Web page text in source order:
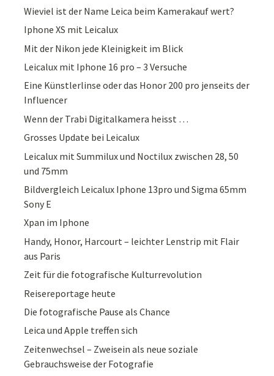
Wieviel ist der Name Leica beim Kamerakauf wert?
Iphone XS mit Leicalux
Mit der Nikon jede Kleinigkeit im Blick
Leicalux mit Iphone 16 pro – 3 Versuche
Eine Künstlerlinse oder das Honor 200 pro jenseits der
Influencer
Wenn der Trabi Digitalkamera heisst …
Grosses Update bei Leicalux
Leicalux mit Summilux und Noctilux zwischen 28, 50
und 75mm
Bildvergleich Leicalux Iphone 13pro und Sigma 65mm
Sony E
Xpan im Iphone
Handy, Honor, Harcourt – leichter Lenstrip mit Flair
aus Paris
Zeit für die fotografische Kulturrevolution
Reisereportage heute
Die fotografische Pause als Chance
Leica und Apple treffen sich
Zeitenwechsel – Zweisein als neue soziale
Gebrauchsweise der Fotografie